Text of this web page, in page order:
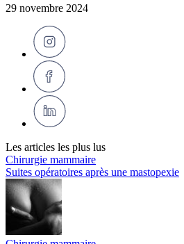
29 novembre 2024
Les articles les plus lus
Chirurgie mammaire
Suites opératoires après une mastopexie